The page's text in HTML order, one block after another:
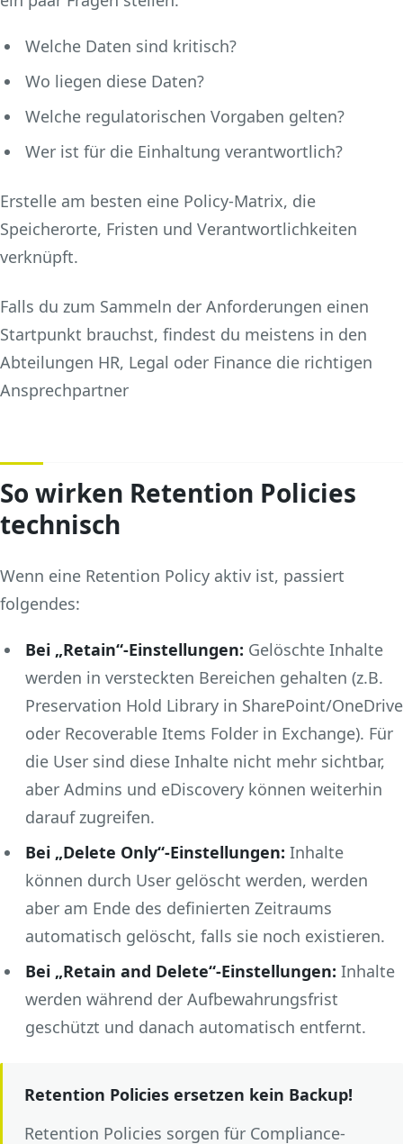
Welche Daten sind kritisch?
Wo liegen diese Daten?
Welche regulatorischen Vorgaben gelten?
Wer ist für die Einhaltung verantwortlich?
Erstelle am besten eine Policy-Matrix, die
Speicherorte, Fristen und Verantwortlichkeiten
verknüpft.
Falls du zum Sammeln der Anforderungen einen
Startpunkt brauchst, findest du meistens in den
Abteilungen HR, Legal oder Finance die richtigen
Ansprechpartner
So wirken Retention Policies
technisch
Wenn eine Retention Policy aktiv ist, passiert
folgendes:
Bei „Retain“-Einstellungen: Gelöschte Inhalte
werden in versteckten Bereichen gehalten (z.B.
Preservation Hold Library in SharePoint/OneDrive
oder Recoverable Items Folder in Exchange). Für
die User sind diese Inhalte nicht mehr sichtbar,
aber Admins und eDiscovery können weiterhin
darauf zugreifen.
Bei „Delete Only“-Einstellungen: Inhalte
können durch User gelöscht werden, werden
aber am Ende des definierten Zeitraums
automatisch gelöscht, falls sie noch existieren.
Bei „Retain and Delete“-Einstellungen: Inhalte
werden während der Aufbewahrungsfrist
geschützt und danach automatisch entfernt.
Retention Policies ersetzen kein Backup!
Retention Policies sorgen für Compliance-